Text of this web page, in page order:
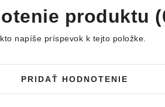
produktu
napíše príspevok k tejto položke.
PRIDAŤ HODNOTENIE